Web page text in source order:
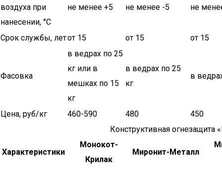
воздуха при
нанесении, °С
не менее +5 не менее -5 не
Срок службы, летот 15 от 15 от 15
Фасовка
в ведрах по 25
кг или в
мешках по 15
кг
в ведрах по 25
кг
в
Цена, руб/кг 460-590 480
450
Конструктивная огнезащита
Характеристики
Монокот-
Крилак
Миронит-Металл